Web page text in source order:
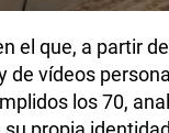
el que, a partir
de vídeos
los 70,